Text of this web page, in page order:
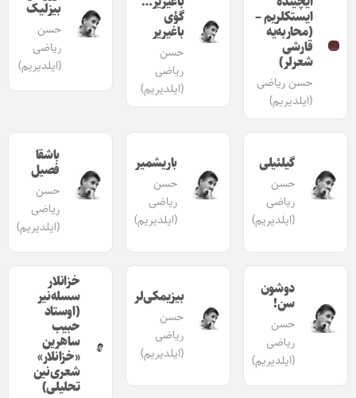
ایستکلریم –
(محاربه‌یه
قارشی
شعرلر)
حسن ریاضی
(ایلدیریم)
گؤی
باغیریر
حسن
ریاضی
(ایلدیریم)
بیزلیک
حسن
ریاضی
(ایلدیریم)
گیلئیلی
حسن
ریاضی
(ایلدیریم)
باریشمیر
حسن
ریاضی
(ایلدیریم)
باشقا
فصیل
حسن
ریاضی
(ایلدیریم)
دوشون
سن!
حسن
ریاضی
(ایلدیریم)
بیزیمکی‌لر
حسن
ریاضی
(ایلدیریم)
خزانلار
سسله‌نیر
(اوستاد
حبیب
ساهرین
«خزانلار»
شعری‌نین
تحلیلی)